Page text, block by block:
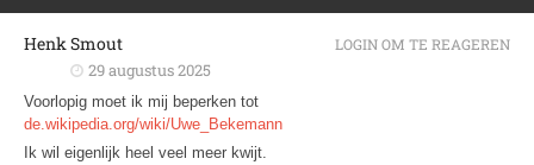
Henk Smout
29 augustus 2025
Voorlopig moet ik mij beperken tot
de.wikipedia.org/wiki/Uwe_Bekemann
Ik wil eigenlijk heel veel meer kwijt.
LOGIN OM TE REAGEREN